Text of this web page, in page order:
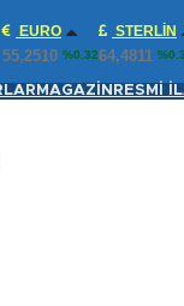
EURO
55,2510 %0.32
STERLIN
64,4811
MAGAZİN RESMİ